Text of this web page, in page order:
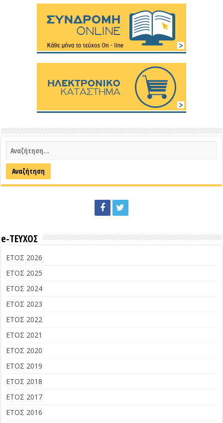
e-ΤΕΥΧΟΣ
ΕΤΟΣ 2026
ΕΤΟΣ 2025
ΕΤΟΣ 2024
ΕΤΟΣ 2023
ΕΤΟΣ 2022
ΕΤΟΣ 2021
ΕΤΟΣ 2020
ΕΤΟΣ 2019
ΕΤΟΣ 2018
ΕΤΟΣ 2017
ΕΤΟΣ 2016